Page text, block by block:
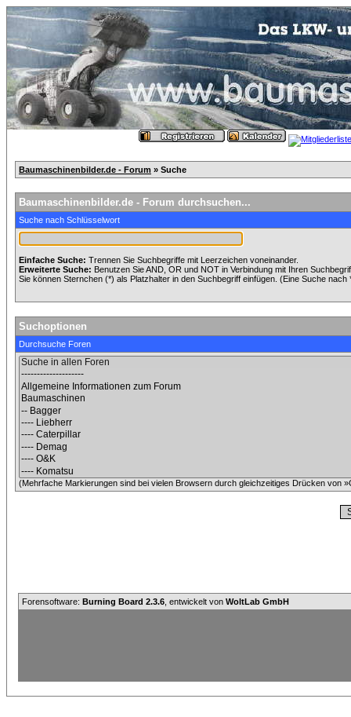
Baumaschinenbilder.de - Forum » Suche
Baumaschinenbilder.de - Forum durchsuchen...
Suche nach Schlüsselwort
Einfache Suche: Trennen Sie Suchbegriffe mit Leerzeichen voneinander.
Erweiterte Suche: Benutzen Sie AND, OR und NOT in Verbindung mit Ihren
Sie können Sternchen (*) als Platzhalter in den Suchbegriff einfügen. (Eine Suche
Suchoptionen
Durchsuche Foren
(Mehrfache Markierungen sind bei vielen Browsern durch gleichzeitiges Drücken von
Forensoftware: Burning Board 2.3.6 , entwickelt von WoltLab GmbH